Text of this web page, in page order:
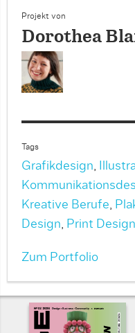
Projekt von
Dorothea
Tags
Grafikdesign,
Kreative Berufe,
Design, Print Design
Zum Portfolio